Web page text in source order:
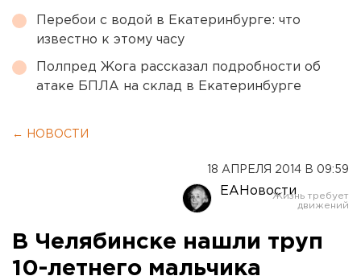
Перебои с водой в Екатеринбурге: что
известно к этому часу
Полпред Жога рассказал подробности об
атаке БПЛА на склад в Екатеринбурге
← НОВОСТИ
18 АПРЕЛЯ 2014 В 09:59
ЕАНовости
В Челябинске нашли труп
10-летнего мальчика